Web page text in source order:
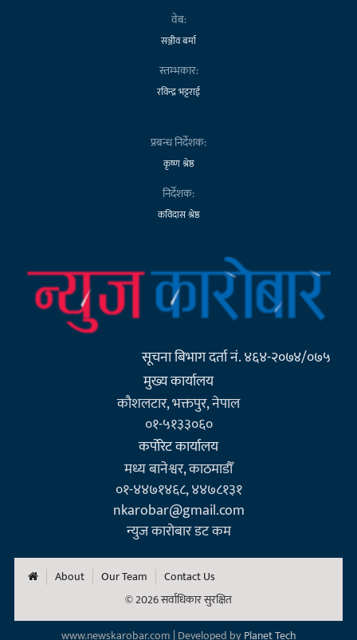
वेब:
सञ्जीव बर्मा
स्तम्भकार:
रविन्द्र भट्टराई
प्रबन्ध निर्देशक:
कृष्ण श्रेष्ठ
निर्देशक:
कविदास श्रेष्ठ
सूचना बिभाग दर्ता नं. ४६४-२०७४/०७५
मुख्य कार्यालय
कौशलटार, भक्तपुर, नेपाल
०१-५१३३०६०
कर्पाेरेट कार्यालय
मध्य बानेश्वर, काठमाडौँ
०१-४४७१४६८, ४४७८१३१
nkarobar@gmail.com
न्युज कारोबार डट कम
About Our Team
Contact Us
© 2026 सर्वाधिकार सुरक्षित
www.newskarobar.com | Developed byPlanet Tech